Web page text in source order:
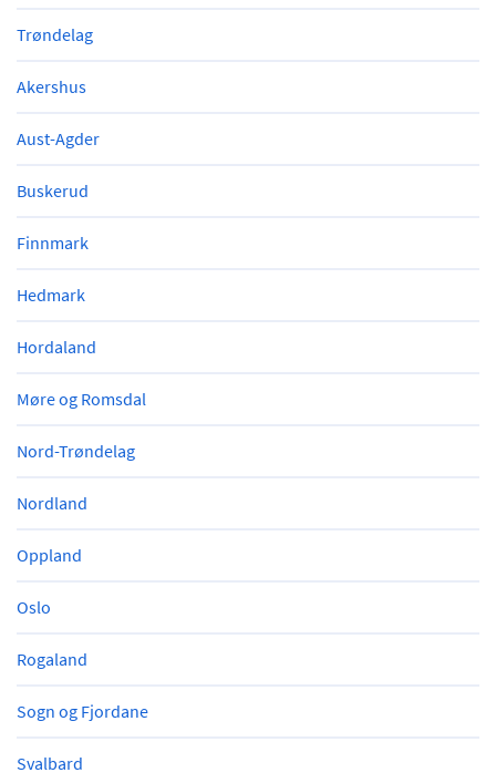
Trøndelag
Akershus
Aust-Agder
Buskerud
Finnmark
Hedmark
Hordaland
Møre og Romsdal
Nord-Trøndelag
Nordland
Oppland
Oslo
Rogaland
Sogn og Fjordane
Svalbard